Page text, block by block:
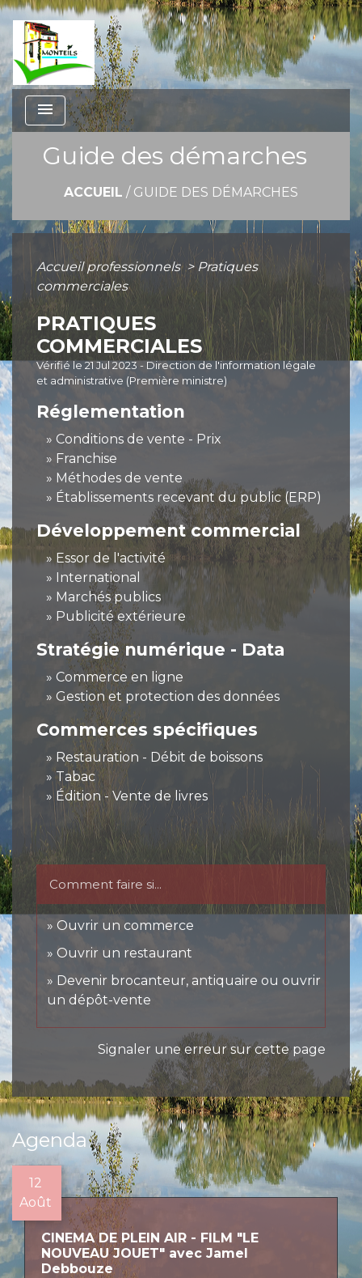
menu
Guide des démarches
ACCUEIL / GUIDE DES DÉMARCHES
Accueil professionnels> Pratiques
commerciales
PRATIQUES
COMMERCIALES
Vérifié le 21 Jul 2023 - Direction de l'information légale
et administrative (Première ministre)
Réglementation
Conditions de vente - Prix
Franchise
Méthodes de vente
Établissements recevant du public (ERP)
Développement commercial
Essor de l'activité
International
Marchés publics
Publicité extérieure
Stratégie numérique - Data
Commerce en ligne
Gestion et protection des données
Commerces spécifiques
Restauration - Débit de boissons
Tabac
Édition - Vente de livres
Comment faire si...
Ouvrir un commerce
Ouvrir un restaurant
Devenir brocanteur, antiquaire ou ouvrir
un dépôt-vente
Signaler une erreur sur cette page
Agenda
12
Août
CINEMA DE PLEIN AIR - FILM "LE
NOUVEAU JOUET" avec Jamel
Debbouze